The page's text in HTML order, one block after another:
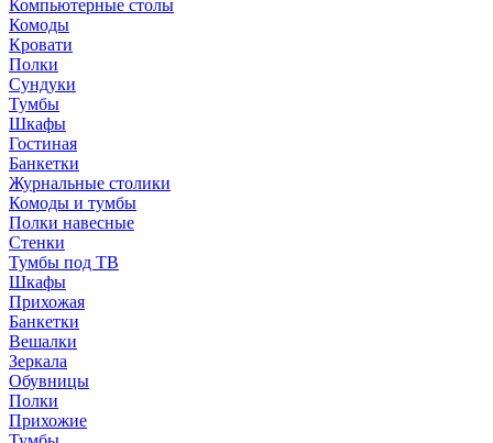
Компьютерные столы
Комоды
Кровати
Полки
Сундуки
Тумбы
Шкафы
Гостиная
Банкетки
Журнальные столики
Комоды и тумбы
Полки навесные
Стенки
Тумбы под ТВ
Шкафы
Прихожая
Банкетки
Вешалки
Зеркала
Обувницы
Полки
Прихожие